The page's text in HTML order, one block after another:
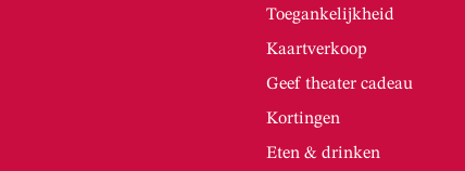
Toegankelijkheid
Kaartverkoop
Geef theater cadeau
Kortingen
Eten & drinken